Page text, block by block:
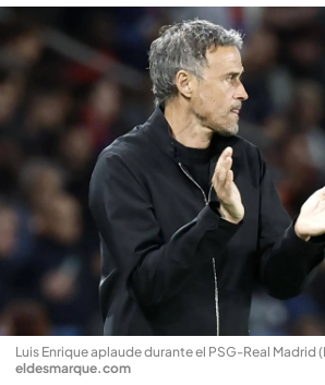
Luis Enrique aplaude durante el PSG-Real Madrid
eldesmarque.com